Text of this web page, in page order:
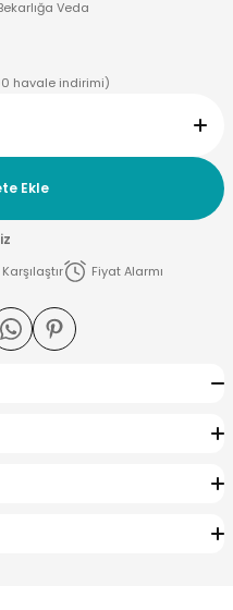
Veda
havale indirimi)
Ekle
Karşılaştır
Fiyat Alarmı